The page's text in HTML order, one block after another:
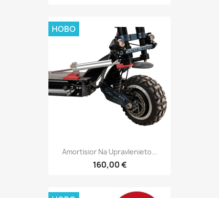
Amortisior Na Upravlenieto...
160,00 €
НОВО